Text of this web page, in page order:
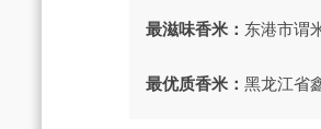
最滋味香米： 东港市谓
最优质香米： 黑龙江省